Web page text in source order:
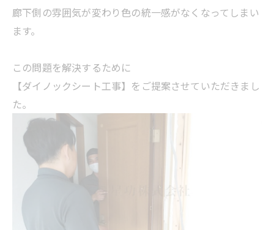
廊下側の雰囲気が変わり色の統一感がなくなってしまい
ます。
この問題を解決するために
【ダイノックシート工事】をご提案させていただきまし
た。